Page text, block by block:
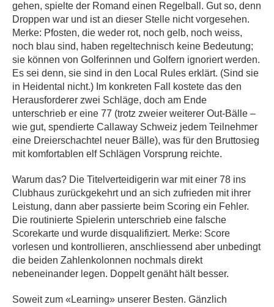
gehen, spielte der Romand einen Regelball. Gut so, denn
Droppen war und ist an dieser Stelle nicht vorgesehen.
Merke: Pfosten, die weder rot, noch gelb, noch weiss,
noch blau sind, haben regeltechnisch keine Bedeutung;
sie können von Golferinnen und Golfern ignoriert werden.
Es sei denn, sie sind in den Local Rules erklärt. (Sind sie
in Heidental nicht.) Im konkreten Fall kostete das den
Herausforderer zwei Schläge, doch am Ende
unterschrieb er eine 77 (trotz zweier weiterer Out-Bälle –
wie gut, spendierte Callaway Schweiz jedem Teilnehmer
eine Dreierschachtel neuer Bälle), was für den Bruttosieg
mit komfortablen elf Schlägen Vorsprung reichte.
Warum das? Die Titelverteidigerin war mit einer 78 ins
Clubhaus zurückgekehrt und an sich zufrieden mit ihrer
Leistung, dann aber passierte beim Scoring ein Fehler.
Die routinierte Spielerin unterschrieb eine falsche
Scorekarte und wurde disqualifiziert. Merke: Score
vorlesen und kontrollieren, anschliessend aber unbedingt
die beiden Zahlenkolonnen nochmals direkt
nebeneinander legen. Doppelt genäht hält besser.
Soweit zum «Learning» unserer Besten. Gänzlich